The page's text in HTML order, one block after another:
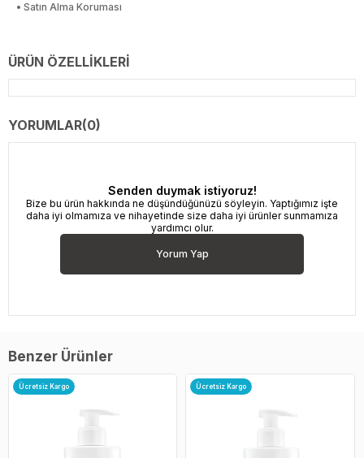
• Satın Alma Koruması
ÜRÜN ÖZELLIKLERI
YORUMLAR(0)
Senden duymak istiyoruz!
Bize bu ürün hakkında ne düşündüğünüzü söyleyin. Yaptığımız işte
daha iyi olmamıza ve nihayetinde size daha iyi ürünler sunmamıza
yardımcı olur.
Yorum Yap
Benzer Ürünler
Ücretsiz Kargo Ücretsiz Kargo